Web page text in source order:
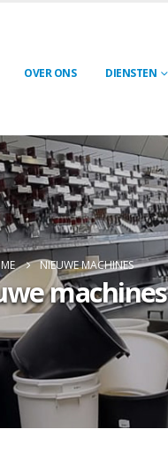
OVER ONS DIENSTEN
NIEUWE MACHINES
machines